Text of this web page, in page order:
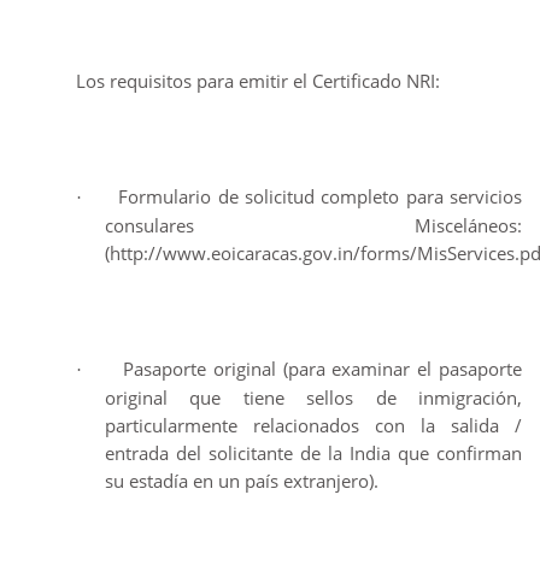
Los requisitos para emitir el Certificado NRI:
·
Formulario de solicitud completo para servicios
consulares Misceláneos:
(http://www.eoicaracas.gov.in/forms/
·
Pasaporte original (para examinar el pasaporte
original que tiene sellos de inmigración,
particularmente relacionados con la salida /
entrada del solicitante de la India que confirman
su estadía en un país extranjero).